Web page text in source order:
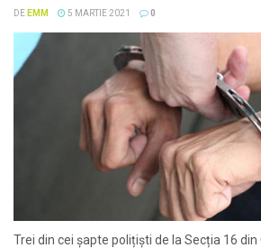
DE EMM 5 MARTIE 2021 0
Trei din cei șapte polițiști de la Secția 16